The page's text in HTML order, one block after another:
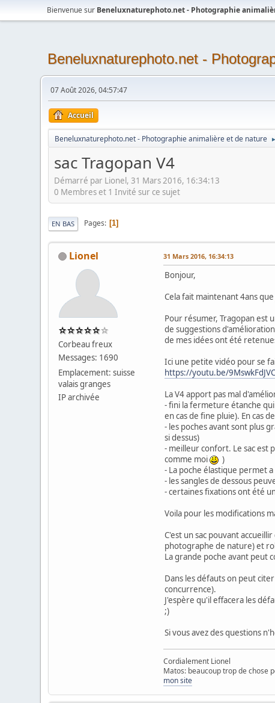
Bienvenue sur Beneluxnaturephoto.net - Photographie
Beneluxnaturephoto.net -
07 Août 2026, 04:57:47
Accueil
Beneluxnaturephoto.net - Photographie animalière et de nature ►
sac Tragopan V4
Démarré par Lionel, 31 Mars 2016, 16:34:13
0 Membres et 1 Invité sur ce sujet
EN BAS Pages 1
Lionel
Corbeau freux
Messages: 1690
Emplacement: suisse
valais granges
IP archivée
31 Mars 2016, 16:34:13
Bonjour,
Cela fait maintenant 4ans
Pour résumer, Tragopan est
de suggestions
de mes idées ont été
Ici une petite vidéo pour se
https://youtu.be/
La V4 apport pas mal
- fini la fermeture étanche
en cas de fine pluie). En cas
- les poches avant sont plus
si dessus)
- meilleur confort. Le sac est
comme moi
)
- La poche élastique permet
- les sangles de dessous
- certaines fixations ont été
Voila pour les modifications
C'est un sac pouvant
photographe de nature) et
La grande poche avant peut
Dans les défauts on peut
concurrence).
J'espère qu'il effacera les
;)
Si vous avez des questions
Cordialement Lionel
Matos: beaucoup trop de chose
mon site